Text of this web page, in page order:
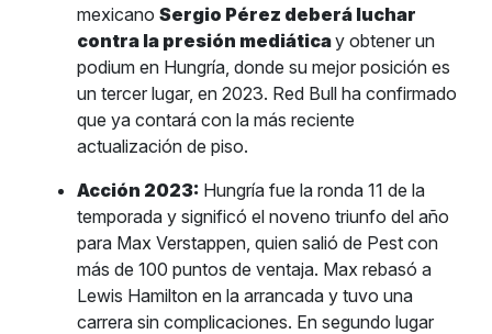
mexicano Sergio Pérez deberá luchar
contra la presión mediáticay obtener un
podium en Hungría, donde su mejor posición es
un tercer lugar, en 2023. Red Bull ha confirmado
que ya contará con la más reciente
actualización de piso.
Acción 2023: Hungría fue la ronda 11 de la
temporada y significó el noveno triunfo del año
para Max Verstappen, quien salió de Pest con
más de 100 puntos de ventaja. Max rebasó a
Lewis Hamilton en la arrancada y tuvo una
carrera sin complicaciones. En segundo lugar